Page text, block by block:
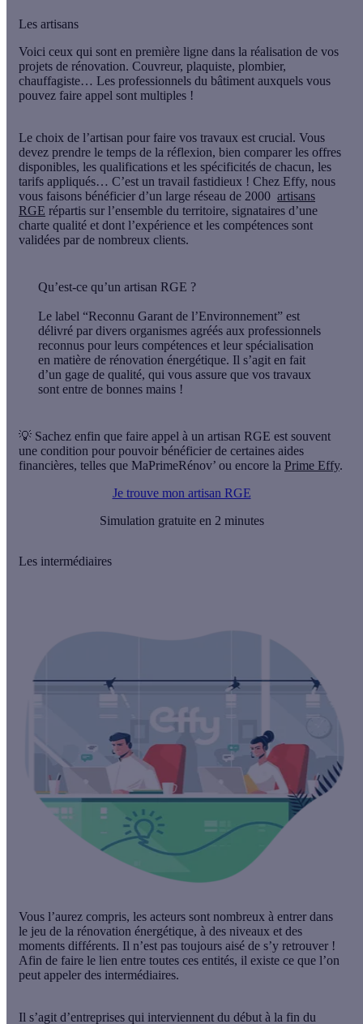
Les artisans
Voici ceux qui sont en première ligne dans la réalisation de vos
projets de rénovation. Couvreur, plaquiste, plombier,
chauffagiste… Les professionnels du bâtiment auxquels vous
pouvez faire appel sont multiples !
Le choix de l’artisan pour faire vos travaux est crucial. Vous
devez prendre le temps de la réflexion, bien comparer les offres
disponibles, les qualifications et les spécificités de chacun, les
tarifs appliqués… C’est un travail fastidieux ! Chez Effy, nous
vous faisons bénéficier d’un large réseau de 2000 artisans
RGE répartis sur l’ensemble du territoire, signataires d’une
charte qualité et dont l’expérience et les compétences sont
validées par de nombreux clients.
Qu’est-ce qu’un artisan RGE ?
Le label “Reconnu Garant de l’Environnement” est
délivré par divers organismes agréés aux professionnels
reconnus pour leurs compétences et leur spécialisation
en matière de rénovation énergétique. Il s’agit en fait
d’un gage de qualité, qui vous assure que vos travaux
sont entre de bonnes mains !
💡 Sachez enfin que faire appel à un artisan RGE est souvent
une condition pour pouvoir bénéficier de certaines aides
financières, telles que MaPrimeRénov’ ou encore la Prime Effy.
Je trouve mon artisan RGE
Simulation gratuite en 2 minutes
Les intermédiaires
Vous l’aurez compris, les acteurs sont nombreux à entrer dans
le jeu de la rénovation énergétique, à des niveaux et des
moments différents. Il n’est pas toujours aisé de s’y retrouver !
Afin de faire le lien entre toutes ces entités, il existe ce que l’on
peut appeler des intermédiaires.
Il s’agit d’entreprises qui interviennent du début à la fin du